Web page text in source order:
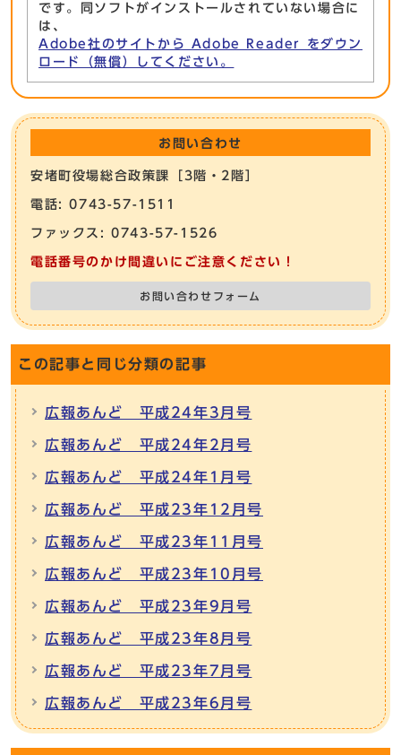
です。同ソフトがインストールされていない場合に
は、
Adobe社のサイトから Adobe Reader をダウン
ロード（無償）してください。
お問い合わせ
安堵町役場総合政策課［3階・2階］
電話: 0743-57-1511
ファックス: 0743-57-1526
電話番号のかけ間違いにご注意ください！
お問い合わせフォーム
この記事と同じ分類の記事
広報あんど 平成24年3月号
広報あんど 平成24年2月号
広報あんど 平成24年1月号
広報あんど 平成23年12月号
広報あんど 平成23年11月号
広報あんど 平成23年10月号
広報あんど 平成23年9月号
広報あんど 平成23年8月号
広報あんど 平成23年7月号
広報あんど 平成23年6月号